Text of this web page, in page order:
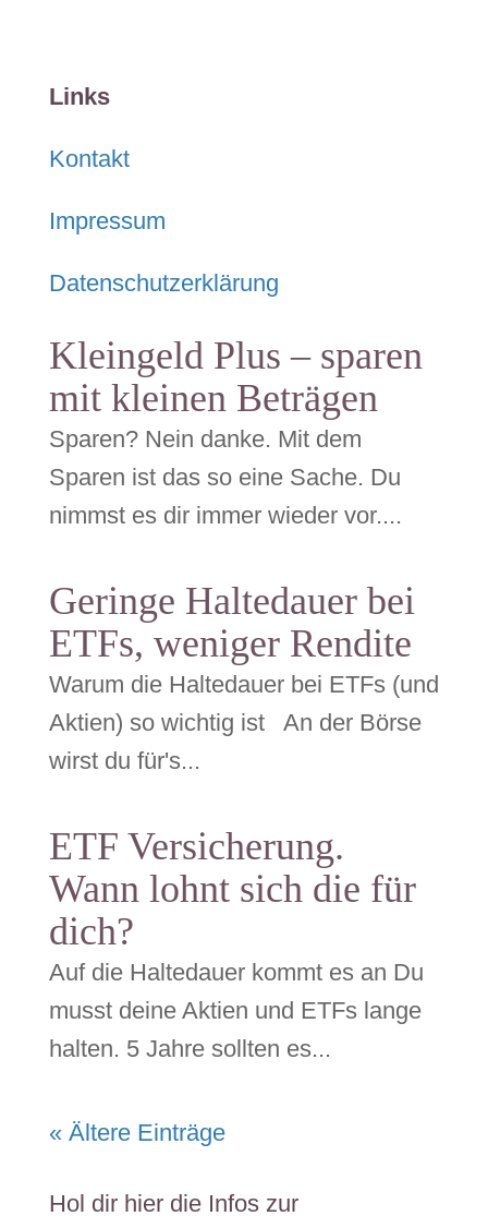
Links
Kontakt
Impressum
Datenschutzerklärung
Kleingeld Plus – sparen
mit kleinen Beträgen
Sparen? Nein danke. Mit dem
Sparen ist das so eine Sache. Du
nimmst es dir immer wieder vor....
Geringe Haltedauer bei
ETFs, weniger Rendite
Warum die Haltedauer bei ETFs (und
Aktien) so wichtig ist An der Börse
wirst du für's...
ETF Versicherung.
Wann lohnt sich die für
dich?
Auf die Haltedauer kommt es an Du
musst deine Aktien und ETFs lange
halten. 5 Jahre sollten es...
« Ältere Einträge
Hol dir hier die Infos zur